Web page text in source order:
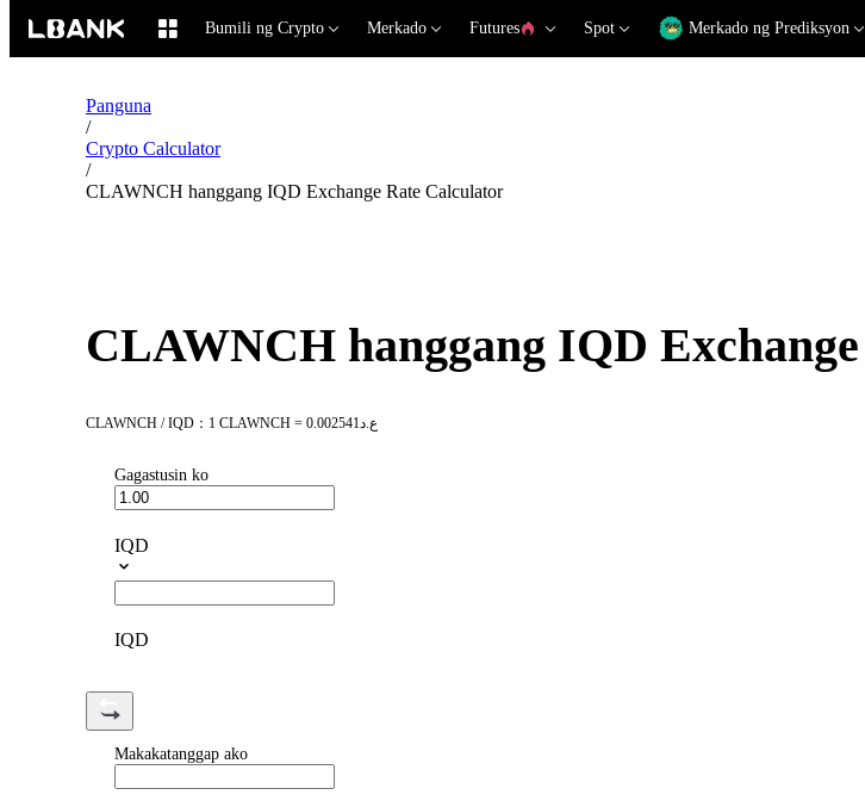
Bumili ng Crypto Merkado Futures Spot Merkado ng Prediksyon
Panguna
/
Crypto Calculator
/
CLAWNCH hanggang IQD Exchange Rate Calculator
CLAWNCH hanggang IQD
CLAWNCH / IQD：1 CLAWNCH = ع.د0.002541
Gagastusin ko
IQD
IQD
Makakatanggap ako